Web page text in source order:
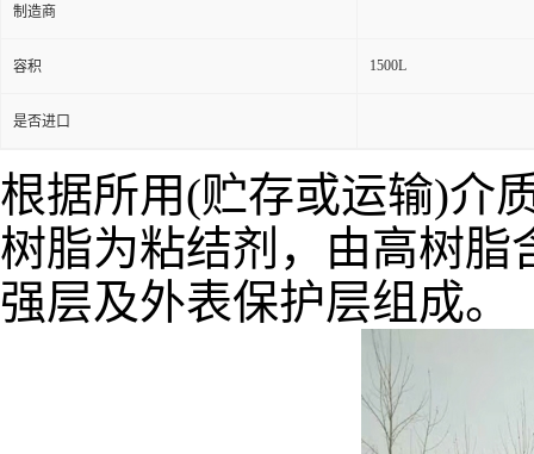
制造商
容积 1500L
是否进口
根据所用(贮存或运输)介
树脂为粘结剂，由高树脂
强层及外表保护层组成。